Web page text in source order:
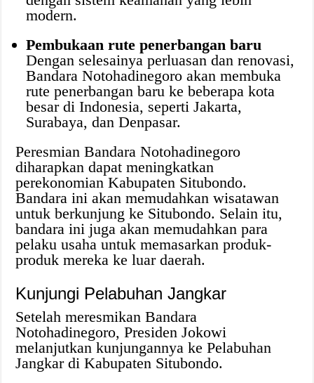
modern.
Pembukaan rute penerbangan baru
Dengan selesainya perluasan dan renovasi,
Bandara Notohadinegoro akan membuka
rute penerbangan baru ke beberapa kota
besar di Indonesia, seperti Jakarta,
Surabaya, dan Denpasar.
Peresmian Bandara Notohadinegoro
diharapkan dapat meningkatkan
perekonomian Kabupaten Situbondo.
Bandara ini akan memudahkan wisatawan
untuk berkunjung ke Situbondo. Selain itu,
bandara ini juga akan memudahkan para
pelaku usaha untuk memasarkan produk-
produk mereka ke luar daerah.
Kunjungi Pelabuhan Jangkar
Setelah meresmikan Bandara
Notohadinegoro, Presiden Jokowi
melanjutkan kunjungannya ke Pelabuhan
Jangkar di Kabupaten Situbondo.